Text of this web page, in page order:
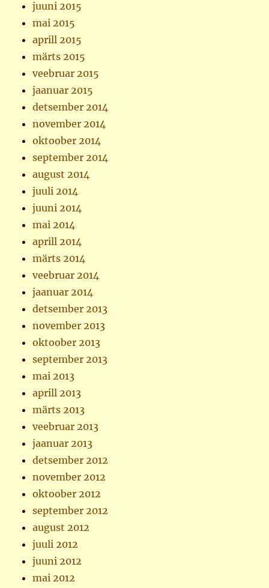
juuni 2015
mai 2015
aprill 2015
märts 2015
veebruar 2015
jaanuar 2015
detsember 2014
november 2014
oktoober 2014
september 2014
august 2014
juuli 2014
juuni 2014
mai 2014
aprill 2014
märts 2014
veebruar 2014
jaanuar 2014
detsember 2013
november 2013
oktoober 2013
september 2013
mai 2013
aprill 2013
märts 2013
veebruar 2013
jaanuar 2013
detsember 2012
november 2012
oktoober 2012
september 2012
august 2012
juuli 2012
juuni 2012
mai 2012